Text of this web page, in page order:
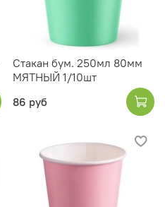
Стакан бум. 250мл 80мм
МЯТНЫЙ 1/10шт
86 руб